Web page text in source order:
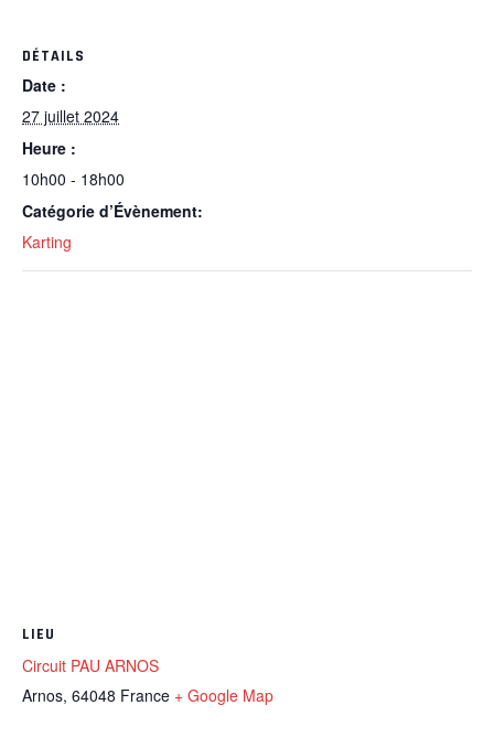
DÉTAILS
Date :
27 juillet 2024
Heure :
10h00 - 18h00
Catégorie d’Évènement:
Karting
LIEU
Circuit PAU ARNOS
Arnos, 64048 France + Google Map